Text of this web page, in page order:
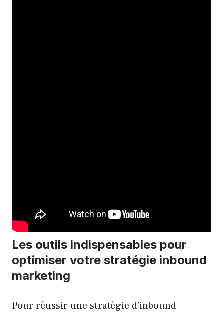
Les outils indispensables pour
optimiser votre stratégie inbound
marketing
Pour réussir une stratégie d’inbound